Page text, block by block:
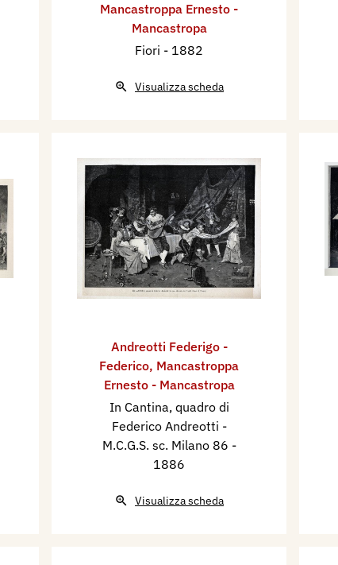
Mancastroppa Ernesto -
Mancastropa
Fiori - 1882
Visualizza scheda
Andreotti Federigo -
Federico, Mancastroppa
Ernesto - Mancastropa
In Cantina, quadro di
Federico Andreotti -
M.C.G.S. sc. Milano 86 -
1886
Visualizza scheda